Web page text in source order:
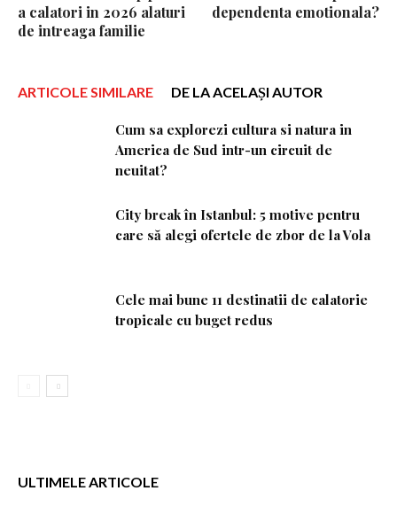
a calatori in 2026 alaturi
de intreaga familie
dependenta emotionala?
ARTICOLE SIMILARE DE LA ACELAȘI AUTOR
Cum sa explorezi cultura si natura in
America de Sud intr-un circuit de
neuitat?
City break în Istanbul: 5 motive pentru
care să alegi ofertele de zbor de la Vola
Cele mai bune 11 destinatii de calatorie
tropicale cu buget redus
ULTIMELE ARTICOLE